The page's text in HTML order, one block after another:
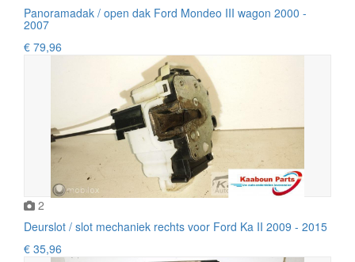
Panoramadak / open dak Ford Mondeo III wagon 2000 -
2007
€ 79,96
2
Deurslot / slot mechaniek rechts voor Ford Ka II 2009 - 2015
€ 35,96